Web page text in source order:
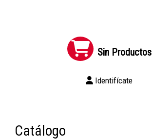
Sin Productos
Identifícate
Catálogo